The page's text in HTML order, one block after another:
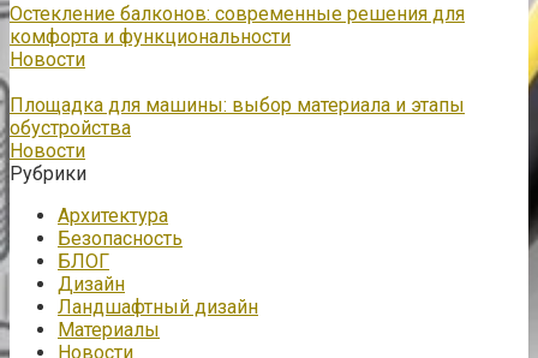
Остекление балконов: современные решения для
комфорта и функциональности
Новости
Площадка для машины: выбор материала и этапы
обустройства
Новости
Рубрики
Архитектура
Безопасность
БЛОГ
Дизайн
Ландшафтный дизайн
Материалы
Новости